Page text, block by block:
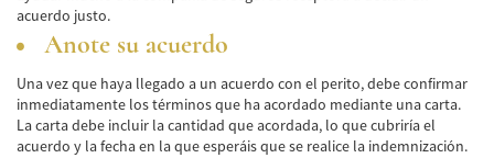
Estatuto de Limitaciones
Negligencia Médica
Bicycle Accident
Bicycle Accident Causes
acuerdo justo.
Anote su acuerdo
Una vez que haya llegado a un acuerdo con el perito, debe confirmar
inmediatamente los términos que ha acordado mediante una carta.
La carta debe incluir la cantidad que acordada, lo que cubriría el
acuerdo y la fecha en la que esperáis que se realice la indemnización.